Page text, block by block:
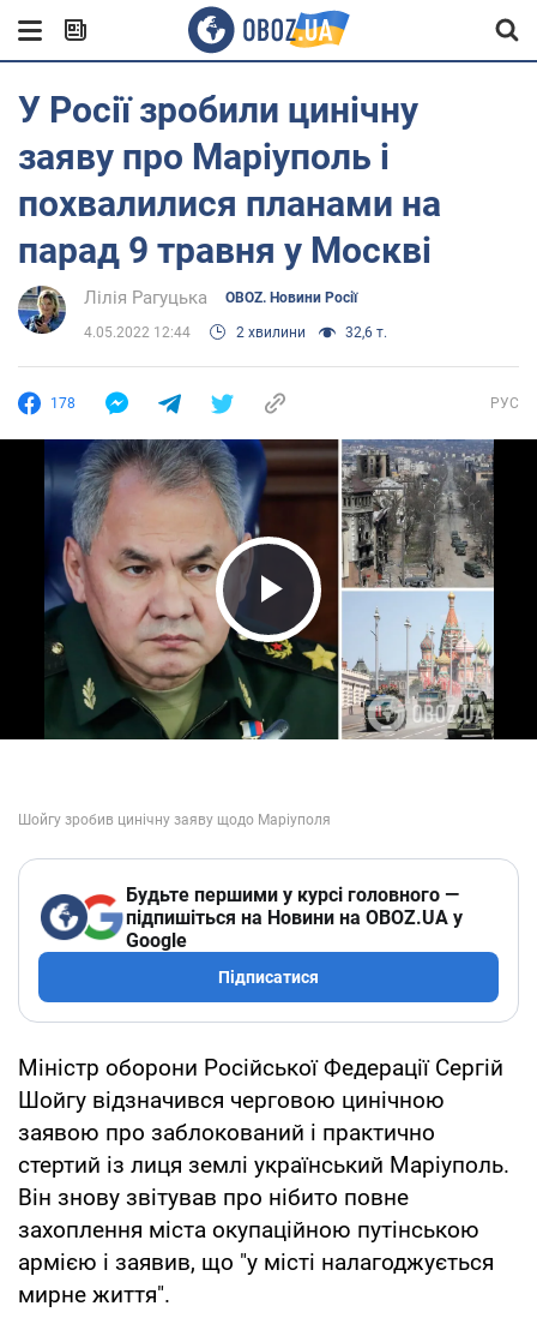
У Росії зробили цинічну
заяву про Маріуполь і
похвалилися планами на
парад 9 травня у Москві
Лілія Рагуцька OBOZ. Новини Росії
4.05.2022 12:44 2 хвилини 32,6 т.
178 РУС
Play Video
Будьте першими у курсі головного —
підпишіться на Новини на OBOZ.UA у
Google
Підписатися
Міністр оборони Російської Федерації Сергій
Шойгу відзначився черговою цинічною
заявою про заблокований і практично
стертий із лиця землі український Маріуполь.
Він знову звітував про нібито повне
захоплення міста окупаційною путінською
армією і заявив, що "у місті налагоджується
мирне життя".